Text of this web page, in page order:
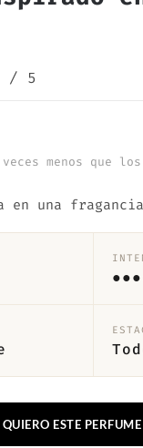
/ 5
menos que
en una
QUIERO ESTE PERFUME